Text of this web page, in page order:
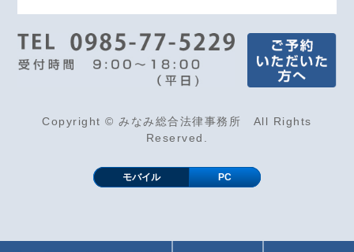
Copyright © みなみ総合法律事務所 All Rights
Reserved.
モバイル PC